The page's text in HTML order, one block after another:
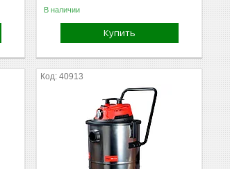
В наличии
Купить
40913